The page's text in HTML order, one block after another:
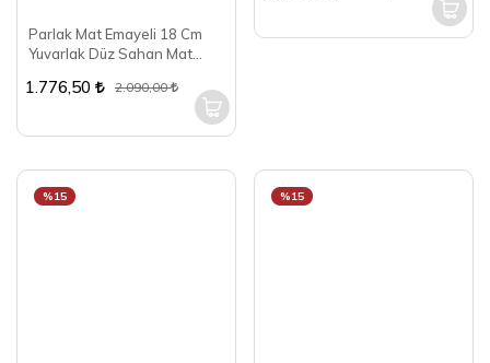
Parlak Mat Emayeli 18 Cm
Yuvarlak Düz Sahan Mat
1.776,50 2.090,00
%15 %15